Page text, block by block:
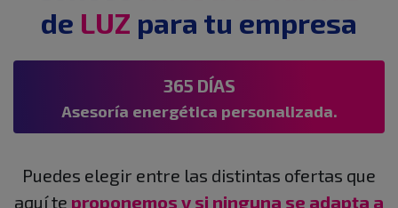
de LUZ para tu empresa
365 DÍAS
Asesoría energética personalizada.
Puedes elegir entre las distintas ofertas que
aquí te proponemos y si ninguna se adapta a